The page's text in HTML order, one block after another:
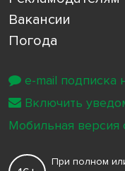
Вакансии
Погода
При полном
e-mail подписка
Включить
Мобильная версия